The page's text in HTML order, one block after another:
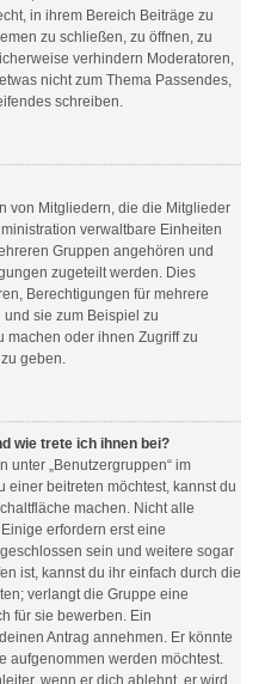
in ihrem Bereich Beiträge zu
zu schließen, zu öffnen, zu
verhindern Moderatoren,
nicht zum Thema Passendes,
schreiben.
von Mitgliedern, die die Mitglieder
verwaltbare Einheiten
Gruppen angehören und
zugeteilt werden. Dies
Berechtigungen für mehrere
sie zum Beispiel zu
machen oder ihnen Zugriff zu
geben.
wie trete ich ihnen bei?
unter „Benutzergruppen“ im
einer beitreten möchtest, kannst du
machen. Nicht alle
erfordern erst eine
sein und weitere sogar
ist, kannst du ihr einfach durch die
verlangt die Gruppe eine
für sie bewerben. Ein
Antrag annehmen. Er könnte
aufgenommen werden möchtest.
wenn er dich ablehnt, er wird